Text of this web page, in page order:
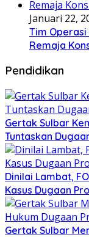
Januari 22,
Tim
Remaja
Pendidikan
Gertak Sulbar
Tuntaskan
Dinilai Lambat,
Kasus Dugaan
Gertak Sulbar